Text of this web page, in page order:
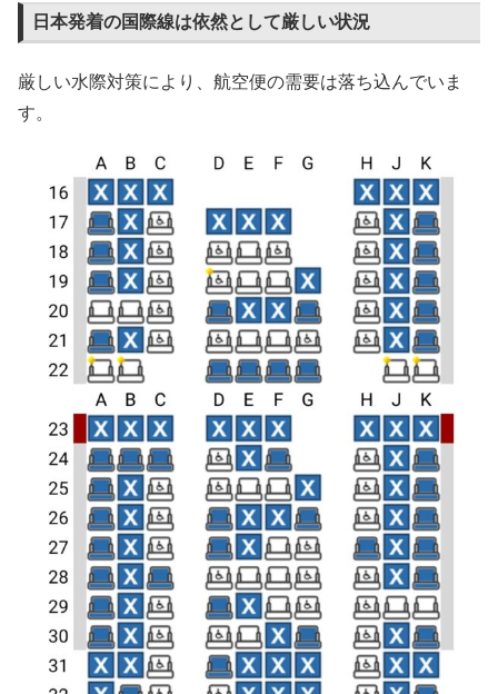
日本発着の国際線は依然として厳しい状況
厳しい水際対策により、航空便の需要は落ち込んでいま
す。